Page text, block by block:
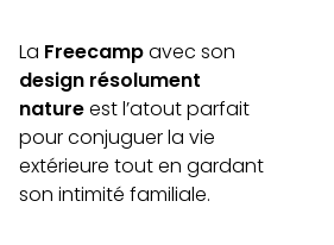
La Freecampavec son
design résolument
natureest l’atout parfait
pour conjuguer la vie
extérieure tout en gardant
son intimité familiale.